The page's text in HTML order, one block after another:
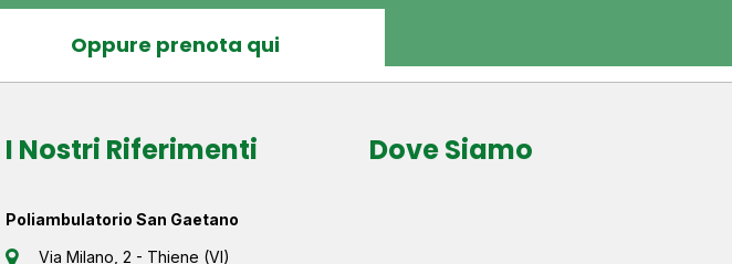
Oppure prenota qui
I Nostri Riferimenti
Poliambulatorio San Gaetano
Via Milano, 2 - Thiene (VI)
Dove Siamo